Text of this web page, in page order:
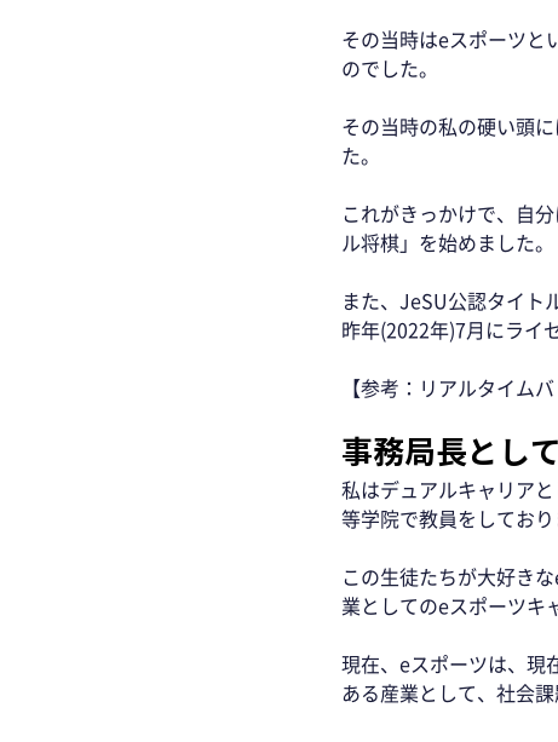
その当時はeスポーツと
のでした。
その当時の私の硬い頭
た。
これがきっかけで、自
ル将棋」を始めました。
また、JeSU公認タイト
昨年(2022年)7月にライ
【参考：リアルタイム
事務局長とし
私はデュアルキャリア
等学院で教員をしており
この生徒たちが大好き
業としてのeスポーツキ
現在、eスポーツは、現
ある産業として、社会